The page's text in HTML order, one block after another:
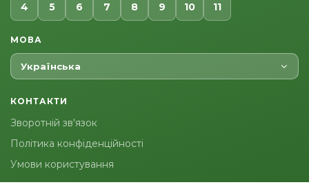
4 5 6 7 8 9 10 11
МОВА
Українська
КОНТАКТИ
Зворотній зв'язок
Політика конфіденційності
Умови користування